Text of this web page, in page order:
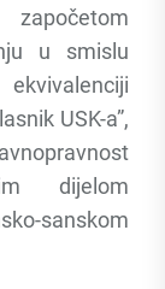
u smislu
USK-a”,
dijelom
sanskom